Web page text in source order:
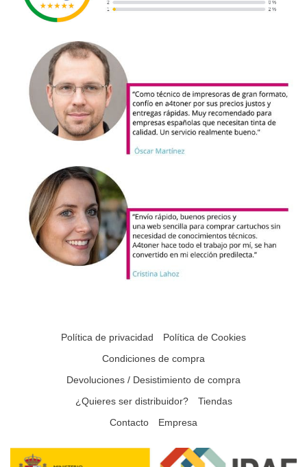
Política de privacidad
Política de Cookies
Condiciones de compra
Devoluciones / Desistimiento de compra
¿Quieres ser distribuidor?
Tiendas
Contacto
Empresa